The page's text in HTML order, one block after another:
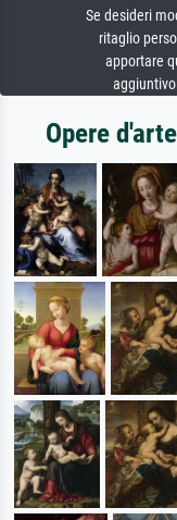
Se desideri
ritaglio
apportare
Opere